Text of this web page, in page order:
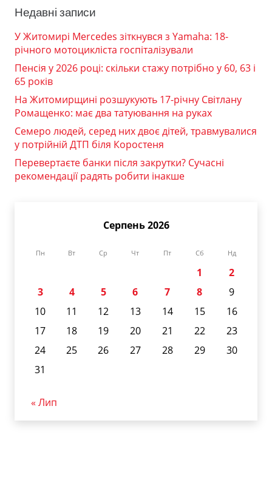
Недавні записи
У Житомирі Mercedes зіткнувся з Yamaha: 18-
річного мотоцикліста госпіталізували
Пенсія у 2026 році: скільки стажу потрібно у 60, 63 і
65 років
На Житомирщині розшукують 17-річну Світлану
Ромащенко: має два татуювання на руках
Семеро людей, серед них двоє дітей, травмувалися
у потрійній ДТП біля Коростеня
Перевертаєте банки після закрутки? Сучасні
рекомендації радять робити інакше
Серпень 2026
Пн Вт Ср Чт Пт Сб Нд
1
2
3
4 5 6 7 8
9
10
11 12 13 14 15
16
17
18 19 20 21 22
23
24
25 26 27 28 29
30
31
« Лип